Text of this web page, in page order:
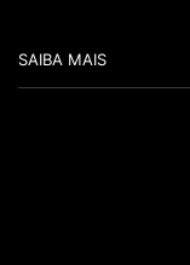
SAIBA MAIS